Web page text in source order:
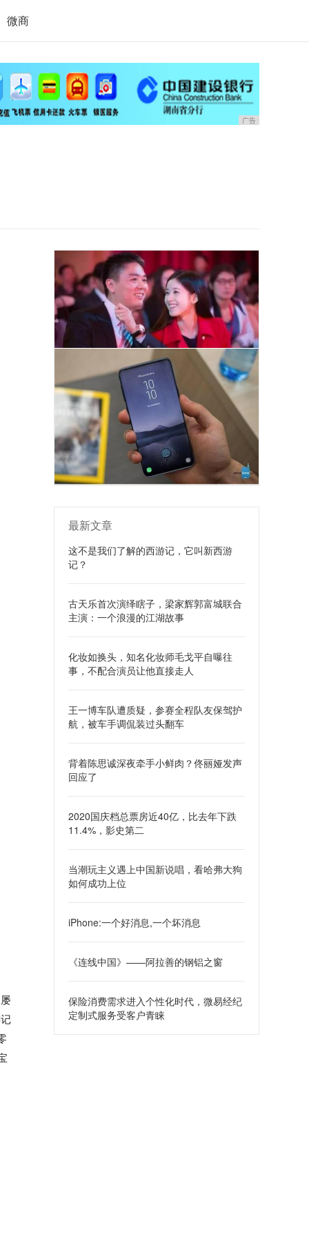
微商
广告
最新文章
这不是我们了解的西游记，它叫新西游
记？
古天乐首次演绎瞎子，梁家辉郭富城联合
主演：一个浪漫的江湖故事
化妆如换头，知名化妆师毛戈平自曝往
事，不配合演员让他直接走人
王一博车队遭质疑，参赛全程队友保驾护
航，被车手调侃装过头翻车
背着陈思诚深夜牵手小鲜肉？佟丽娅发声
回应了
2020国庆档总票房近40亿，比去年下跌
11.4%，影史第二
当潮玩主义遇上中国新说唱，看哈弗大狗
如何成功上位
iPhone:一个好消息,一个坏消息
《连线中国》——阿拉善的钢铝之窗
保险消费需求进入个性化时代，微易经纪
定制式服务受客户青睐